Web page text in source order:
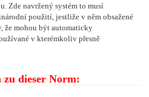
Zde navržený systém to musí
použití, jestliže v něm obsažené
že mohou být automaticky
v kterémkoliv přesně
zu dieser Norm: